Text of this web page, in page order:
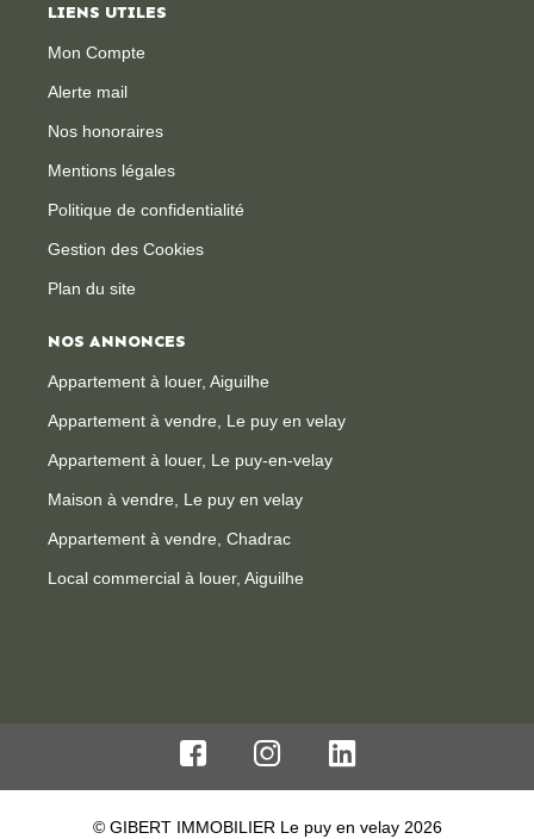
LIENS UTILES
Mon Compte
Alerte mail
Nos honoraires
Mentions légales
Politique de confidentialité
Gestion des Cookies
Plan du site
NOS ANNONCES
Appartement à louer, Aiguilhe
Appartement à vendre, Le puy en velay
Appartement à louer, Le puy-en-velay
Maison à vendre, Le puy en velay
Appartement à vendre, Chadrac
Local commercial à louer, Aiguilhe
© GIBERT IMMOBILIER Le puy en velay 2026